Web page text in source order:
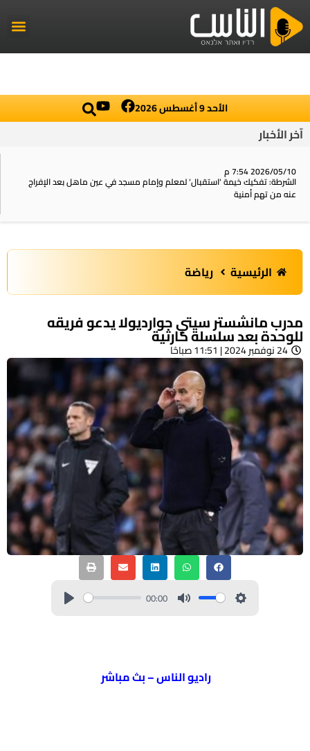
الأحد 9 أغسطس 2026
آخر الأخبار
2026/05/10 7:54 م
الشرطة: تفكيك خيمة ‘استقبال‘ لمعلم وإمام مسجد في عين ماهل بعد الإفراج
عنه من تهم أمنية
الرئيسية رياضة
مدرب مانشستر سيتي جوارديولا يدعو فريقه
للوحدة بعد سلسلة كارثية
24 نوفمبر 2024 | 11:51 صباحًا
00:00
راديو الناس – بث مباشر